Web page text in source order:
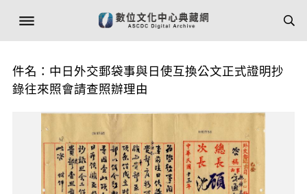
件名：中日外交郵袋事與日使互換公文正式證明抄
錄往來照會請查照辦理由